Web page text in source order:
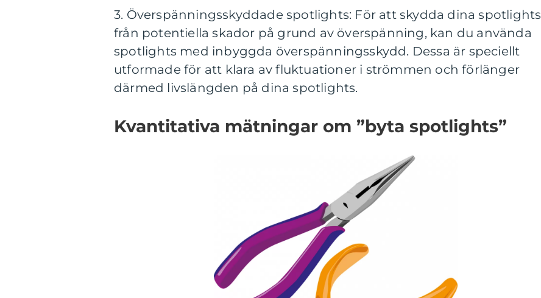
3. Överspänningsskyddade spotlights: För att skydda dina spotlights
från potentiella skador på grund av överspänning, kan du använda
spotlights med inbyggda överspänningsskydd. Dessa är speciellt
utformade för att klara av fluktuationer i strömmen och förlänger
därmed livslängden på dina spotlights.
Kvantitativa mätningar om ”byta spotlights”